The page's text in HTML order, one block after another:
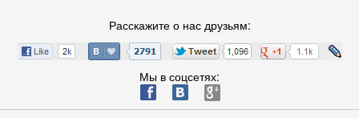
Расскажите о нас друзьям:
Мы в соцсетях:
ä æ è